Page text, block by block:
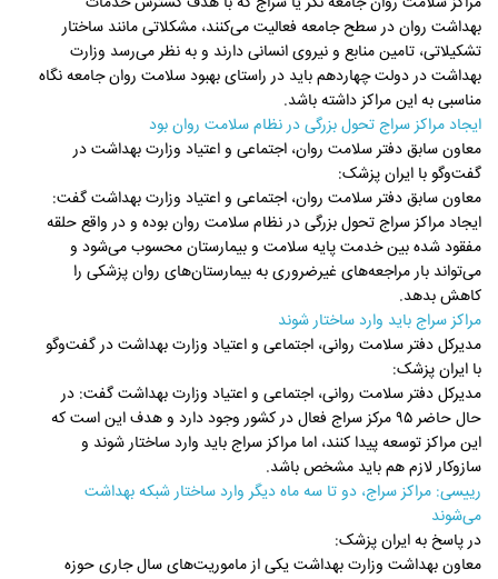
بهداشت روان در سطح جامعه فعالیت می‌کنند، مشکلاتی مانند ساختار
تشکیلاتی، تامین منابع و نیروی انسانی دارند و به نظر می‌رسد وزارت
بهداشت در دولت چهاردهم باید در راستای بهبود سلامت روان جامعه نگاه
مناسبی به این مراکز داشته باشد.
ایجاد مراکز سراج تحول بزرگی در نظام سلامت روان بود
معاون سابق دفتر سلامت روان، اجتماعی و اعتیاد وزارت بهداشت در
گفت‌وگو با ایران پزشک:
معاون سابق دفتر سلامت روان، اجتماعی و اعتیاد وزارت بهداشت گفت:
ایجاد مراکز سراج تحول بزرگی در نظام سلامت روان بوده و در واقع حلقه
مفقود شده بین خدمت پایه سلامت و بیمارستان محسوب می‌شود و
می‌تواند بار مراجعه‌های غیرضروری به بیمارستان‌های روان پزشکی را
کاهش بدهد.
مراکز سراج باید وارد ساختار شوند
مدیرکل دفتر سلامت روانی، اجتماعی و اعتیاد وزارت بهداشت در گفت‌وگو
با ایران پزشک:
مدیرکل دفتر سلامت روانی، اجتماعی و اعتیاد وزارت بهداشت گفت: در
حال حاضر ۹۵ مرکز سراج فعال در کشور وجود دارد و هدف این است که
این مراکز توسعه پیدا کنند، اما مراکز سراج باید وارد ساختار شوند و
سازوکار لازم هم باید مشخص باشد.
رییسی: مراکز سراج، دو تا سه ماه دیگر وارد ساختار شبکه بهداشت
می‌شوند
در پاسخ به ایران پزشک:
معاون بهداشت وزارت بهداشت یکی از ماموریت‌های سال جاری حوزه